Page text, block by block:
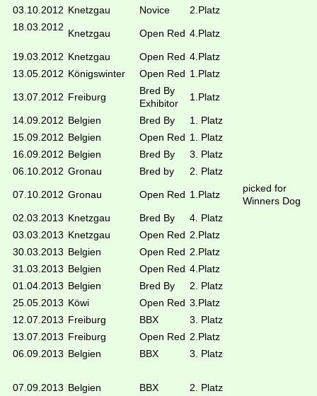
03.10.2012 Knetzgau Novice
2.Platz
18.03.2012
Knetzgau Open Red 4.Platz
19.03.2012 Knetzgau Open Red 4.Platz
13.05.2012 Königswinter Open Red 1.Platz
13.07.2012 Freiburg
Bred By
Exhibitor
1.Platz
14.09.2012 Belgien Bred By
1. Platz
15.09.2012 Belgien Open Red 1. Platz
16.09.2012 Belgien Bred By
3. Platz
06.10.2012 Gronau Bred by 2. Platz
07.10.2012 Gronau Open Red 1.Platz
picked for
Winners Dog
02.03.2013 Knetzgau Bred By
4. Platz
03.03.2013 Knetzgau Open Red 2.Platz
30.03.2013 Belgien Open Red 2.Platz
31.03.2013 Belgien Open Red 4.Platz
01.04.2013 Belgien Bred By
2. Platz
25.05.2013 Köwi Open Red 3.Platz
12.07.2013 Freiburg BBX
3. Platz
13.07.2013 Freiburg Open Red 2.Platz
06.09.2013 Belgien BBX 3. Platz
07.09.2013 Belgien BBX 2. Platz